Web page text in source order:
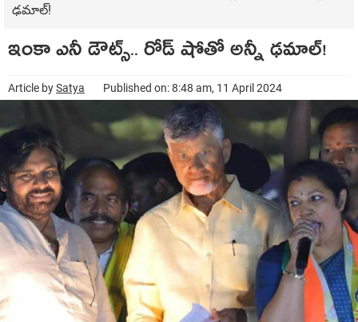
ఢ‌మాల్‌!
ఇంకా ఎనీ డౌట్స్‌.. రోడ్ షోతో అన్నీ ఢ‌మాల్‌!
Article bySatya Published on: 8:48 am, 11 April 2024